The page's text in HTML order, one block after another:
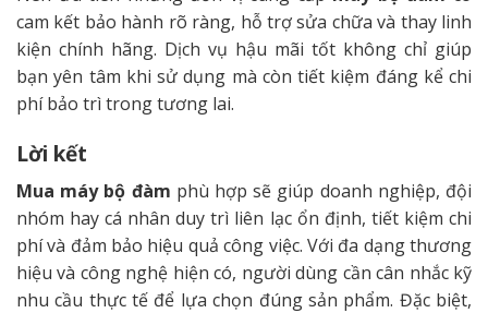
cam kết bảo hành rõ ràng, hỗ trợ sửa chữa và thay linh
kiện chính hãng. Dịch vụ hậu mãi tốt không chỉ giúp
bạn yên tâm khi sử dụng mà còn tiết kiệm đáng kể chi
phí bảo trì trong tương lai.
Lời kết
Mua máy bộ đàm phù hợp sẽ giúp doanh nghiệp, đội
nhóm hay cá nhân duy trì liên lạc ổn định, tiết kiệm chi
phí và đảm bảo hiệu quả công việc. Với đa dạng thương
hiệu và công nghệ hiện có, người dùng cần cân nhắc kỹ
nhu cầu thực tế để lựa chọn đúng sản phẩm. Đặc biệt,